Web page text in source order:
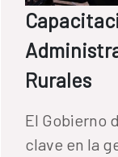
Rurales
El Gobierno
clave en la